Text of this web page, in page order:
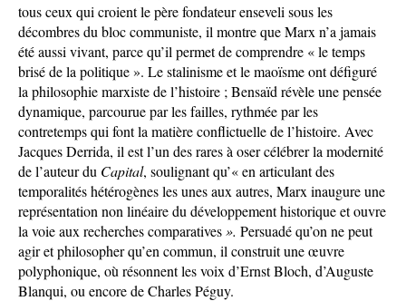
tous ceux qui croient le père fondateur enseveli sous les
décombres du bloc communiste, il montre que Marx n’a jamais
été aussi vivant, parce qu’il permet de comprendre « le temps
brisé de la politique ». Le stalinisme et le maoïsme ont défiguré
la philosophie marxiste de l’histoire ; Bensaïd révèle une pensée
dynamique, parcourue par les failles, rythmée par les
contretemps qui font la matière conflictuelle de l’histoire. Avec
Jacques Derrida, il est l’un des rares à oser célébrer la modernité
de l’auteur du Capital, soulignant qu’« en articulant des
temporalités hétérogènes les unes aux autres, Marx inaugure une
représentation non linéaire du développement historique et ouvre
la voie aux recherches comparatives». Persuadé qu’on ne peut
agir et philosopher qu’en commun, il construit une œuvre
polyphonique, où résonnent les voix d’Ernst Bloch, d’Auguste
Blanqui, ou encore de Charles Péguy.